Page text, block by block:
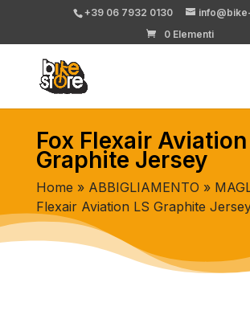
+39 06 7932 0130
0 Elementi
Fox Flexair Aviation
Graphite Jersey
Home » ABBIGLIAMENTO »
Flexair Aviation LS Graphite